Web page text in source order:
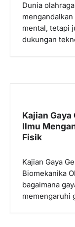
Dunia
mental, tetapi
dukungan
Kajian
Ilmu
Fisik
Kajian Gaya
Biomekanika
bagaimana
memengaruhi